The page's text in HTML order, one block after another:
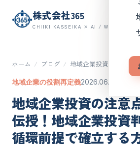
株式会社365
CHIIKI KASSEIKA × AI / WEB
ホーム / ブログ / 地域企業投資の注意点
地域企業の役割再定義2026.06.03
地域企業投資の注意
伝授！地域企業投資
循環前提で確立する